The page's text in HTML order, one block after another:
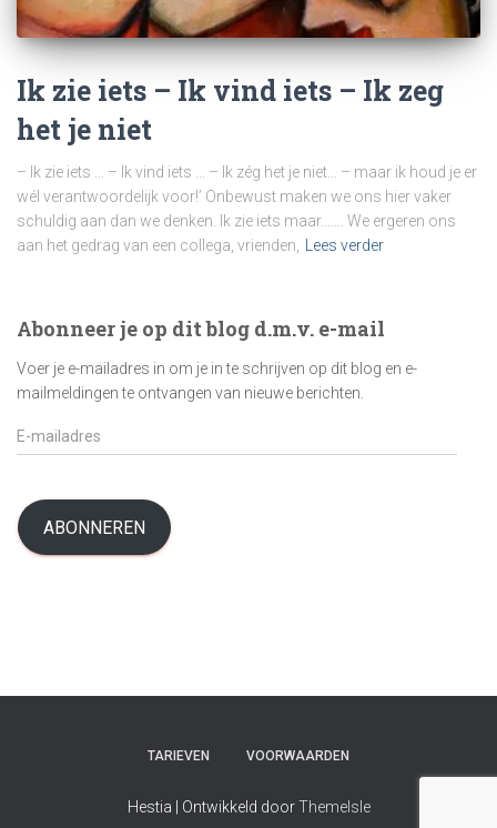
Ik zie iets – Ik vind iets – Ik zeg
het je niet
– Ik zie iets … – Ik vind iets … – Ik zég het je niet… – maar ik houd je er
wél verantwoordelijk voor!’ Onbewust maken we ons hier vaker
schuldig aan dan we denken. Ik zie iets maar……. We ergeren ons
aan het gedrag van een collega, vrienden, Lees verder
Abonneer je op dit blog d.m.v. e-mail
Voer je e-mailadres in om je in te schrijven op dit blog en e-
mailmeldingen te ontvangen van nieuwe berichten.
E
-
i
ABONNEREN
TARIEVEN VOORWAARDEN
Hestia | Ontwikkeld doorThemeIsle